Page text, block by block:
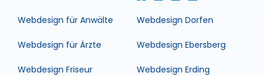
Webdesign für Anwälte
Webdesign für Ärzte
Webdesign Friseur
Webdesign Dorfen
Webdesign Ebersberg
Webdesign Erding